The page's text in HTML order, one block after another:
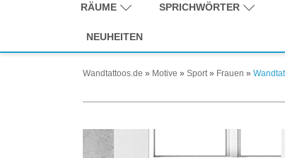
RÄUME SPRICHWÖRTER
NEUHEITEN
Wandtattoos.de » Motive » Sport » Frauen »